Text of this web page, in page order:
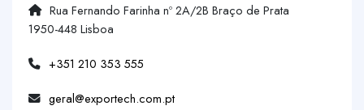
Rua Fernando Farinha nº 2A/2B Braço de Prata
1950-448 Lisboa
+351 210 353 555
geral@exportech.com.pt